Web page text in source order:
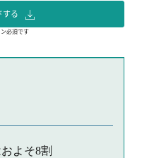
する
必須です
よそ8割